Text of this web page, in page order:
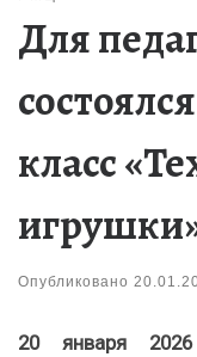
Для
класс
Опубликовано
20 января